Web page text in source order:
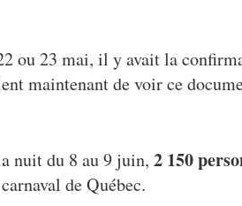
ou 23 mai, il y avait la
maintenant de voir ce
nuit du 8 au 9 juin, 2 150
de Québec.